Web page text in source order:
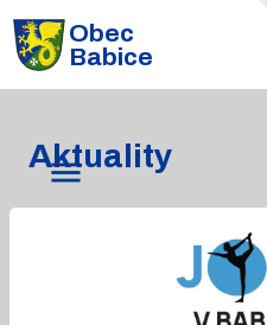
Obec
Babice
Aktuality